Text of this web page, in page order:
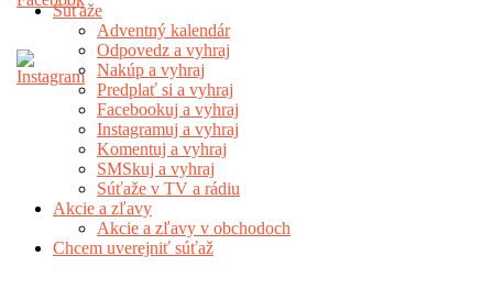
Súťaže
Adventný kalendár
Odpovedz a vyhraj
Nakúp a vyhraj
Predplať si a vyhraj
Facebookuj a vyhraj
Instagramuj a vyhraj
Komentuj a vyhraj
SMSkuj a vyhraj
Súťaže v TV a rádiu
Akcie a zľavy
Akcie a zľavy v obchodoch
Chcem uverejniť súťaž